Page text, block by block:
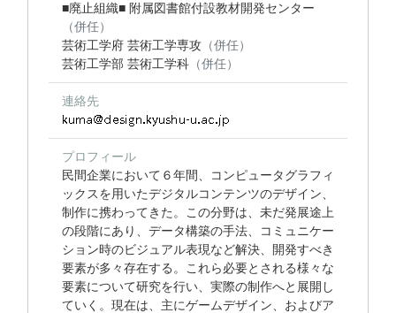
■廃止組織■ 附属図書館付設教材開発センター
（併任）
芸術工学府 芸術工学専攻 （併任）
芸術工学部 芸術工学科 （併任）
連絡先
プロフィール
民間企業において６年間、コンピュータグラフィ
ックスを用いたデジタルコンテンツのデザイン、
制作に携わってきた。この分野は、未だ発展途上
の段階にあり、データ構築の手法、コミュニケー
ション時のビジュアル表現など解決、開発すべき
要素が多々存在する。これら必要とされる様々な
要素について研究を行い、実際の制作へと展開し
ていく。現在は、主にゲームデザイン、およびア